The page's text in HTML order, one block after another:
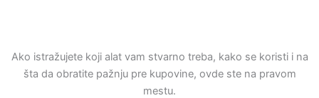
Ako istražujete koji alat vam stvarno treba, kako se koristi i na
šta da obratite pažnju pre kupovine, ovde ste na pravom
mestu.